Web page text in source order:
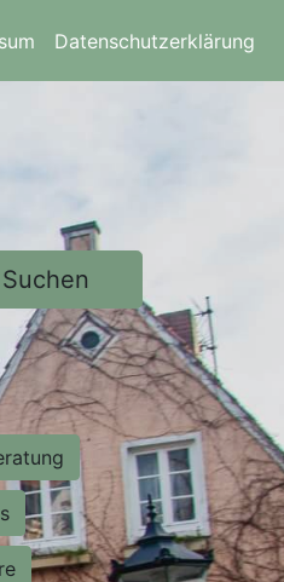
Datenschutzerklärung
Suchen